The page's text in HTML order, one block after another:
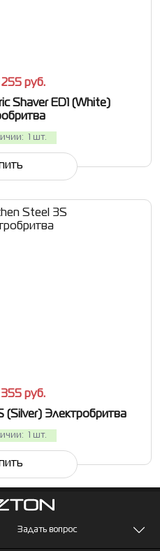
255 руб.
Shaver ED1 (White)
1 шт.
355 руб.
(Silver) Электробритва
1 шт.
Задать вопрос